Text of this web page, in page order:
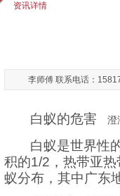
资讯详情
李师傅 联系电话：
白蚁的危害澄
白蚁是世界性
积的1/2 ，热带亚
蚁分布，其中广东